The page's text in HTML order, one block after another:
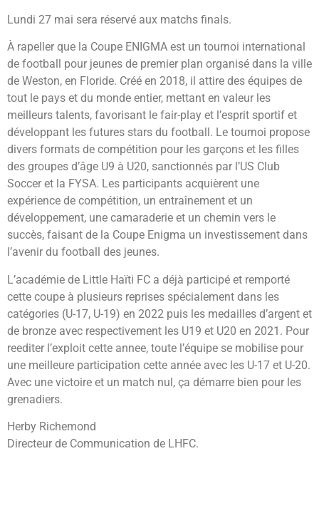
Lundi 27 mai sera réservé aux matchs finals.
À rapeller que la Coupe ENIGMA est un tournoi international
de football pour jeunes de premier plan organisé dans la ville
de Weston, en Floride. Créé en 2018, il attire des équipes de
tout le pays et du monde entier, mettant en valeur les
meilleurs talents, favorisant le fair-play et l’esprit sportif et
développant les futures stars du football. Le tournoi propose
divers formats de compétition pour les garçons et les filles
des groupes d’âge U9 à U20, sanctionnés par l’US Club
Soccer et la FYSA. Les participants acquièrent une
expérience de compétition, un entraînement et un
développement, une camaraderie et un chemin vers le
succès, faisant de la Coupe Enigma un investissement dans
l’avenir du football des jeunes.
L’académie de Little Haïti FC a déjà participé et remporté
cette coupe à plusieurs reprises spécialement dans les
catégories (U-17, U-19) en 2022 puis les medailles d’argent et
de bronze avec respectivement les U19 et U20 en 2021. Pour
reediter l’exploit cette annee, toute l’équipe se mobilise pour
une meilleure participation cette année avec les U-17 et U-20.
Avec une victoire et un match nul, ça démarre bien pour les
grenadiers.
Herby Richemond
Directeur de Communication de LHFC.